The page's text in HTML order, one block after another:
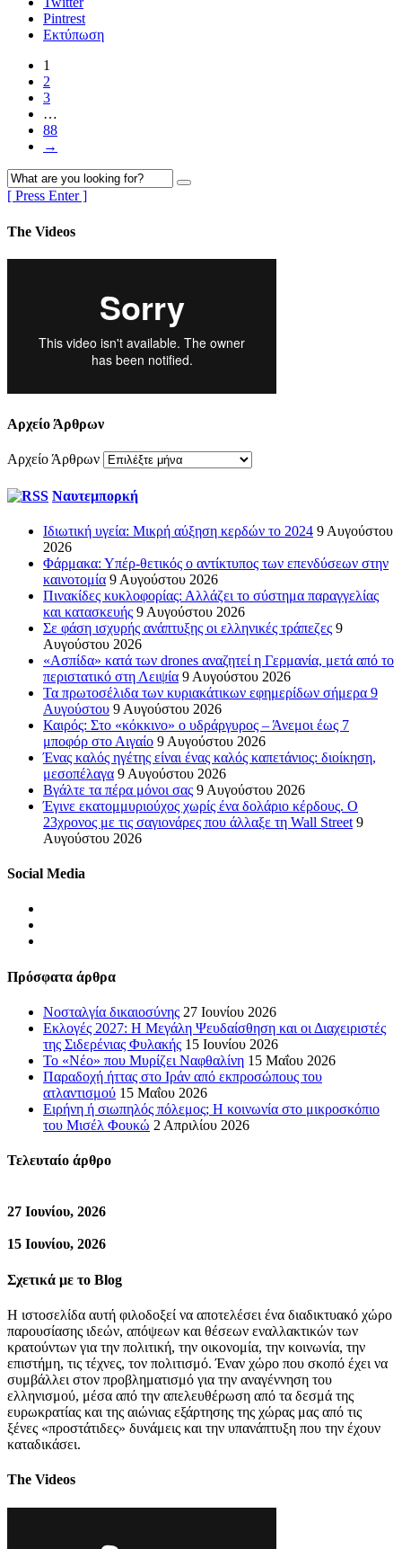
Pintrest
Εκτύπωση
1
2
3
…
88
→
[ Press Enter ]
The Videos
Αρχείο Άρθρων
Αρχείο Άρθρων
Ναυτεμπορκή
Ιδιωτική υγεία: Μικρή αύξηση κερδών το 2024 9 Αυγούστου
2026
Φάρμακα: Υπέρ-θετικός ο αντίκτυπος των επενδύσεων στην
καινοτομία 9 Αυγούστου 2026
Πινακίδες κυκλοφορίας: Αλλάζει το σύστημα παραγγελίας
και κατασκευής 9 Αυγούστου 2026
Σε φάση ισχυρής ανάπτυξης οι ελληνικές τράπεζες 9
Αυγούστου 2026
«Ασπίδα» κατά των drones αναζητεί η Γερμανία, μετά από το
περιστατικό στη Λειψία 9 Αυγούστου 2026
Τα πρωτοσέλιδα των κυριακάτικων εφημερίδων σήμερα 9
Αυγούστου 9 Αυγούστου 2026
Καιρός: Στο «κόκκινο» ο υδράργυρος – Άνεμοι έως 7
μποφόρ στο Αιγαίο 9 Αυγούστου 2026
Ένας καλός ηγέτης είναι ένας καλός καπετάνιος: διοίκηση,
μεσοπέλαγα 9 Αυγούστου 2026
Βγάλτε τα πέρα μόνοι σας 9 Αυγούστου 2026
Έγινε εκατομμυριούχος χωρίς ένα δολάριο κέρδους. Ο
23χρονος με τις σαγιονάρες που άλλαξε τη Wall Street 9
Αυγούστου 2026
Social Media
Πρόσφατα άρθρα
Νοσταλγία δικαιοσύνης 27 Ιουνίου 2026
Εκλογές 2027: Η Μεγάλη Ψευδαίσθηση και οι Διαχειριστές
της Σιδερένιας Φυλακής 15 Ιουνίου 2026
Το «Νέο» που Μυρίζει Ναφθαλίνη 15 Μαΐου 2026
Παραδοχή ήττας στο Ιράν από εκπροσώπους του
ατλαντισμού 15 Μαΐου 2026
Ειρήνη ή σιωπηλός πόλεμος; Η κοινωνία στο μικροσκόπιο
του Μισέλ Φουκώ 2 Απριλίου 2026
Τελευταίο άρθρο
27 Ιουνίου, 2026
15 Ιουνίου, 2026
Σχετικά με το Blog
Η ιστοσελίδα αυτή φιλοδοξεί να αποτελέσει ένα διαδικτυακό χώρο
παρουσίασης ιδεών, απόψεων και θέσεων εναλλακτικών των
κρατούντων για την πολιτική, την οικονομία, την κοινωνία, την
επιστήμη, τις τέχνες, τον πολιτισμό. Έναν χώρο που σκοπό έχει να
συμβάλλει στον προβληματισμό για την αναγέννηση του
ελληνισμού, μέσα από την απελευθέρωση από τα δεσμά της
ευρωκρατίας και της αιώνιας εξάρτησης της χώρας μας από τις
ξένες «προστάτιδες» δυνάμεις και την υπανάπτυξη που την έχουν
καταδικάσει.
The Videos